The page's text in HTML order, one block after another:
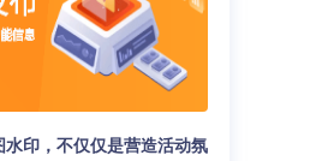
水印，不仅仅是营造活动氛